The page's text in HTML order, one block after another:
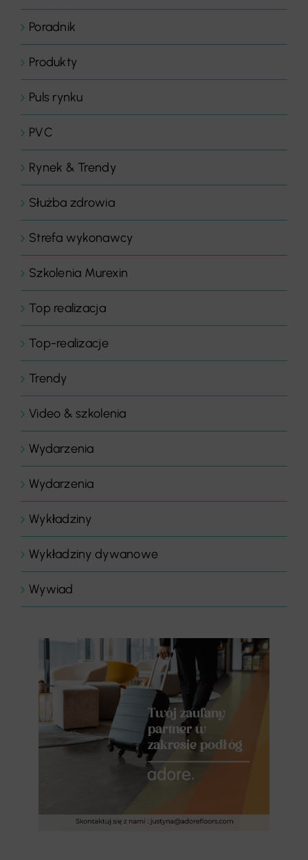
Poradnik
Produkty
Puls rynku
PVC
Rynek & Trendy
Służba zdrowia
Strefa wykonawcy
Szkolenia Murexin
Top realizacja
Top-realizacje
Trendy
Video & szkolenia
Wydarzenia
Wydarzenia
Wykładziny
Wykładziny dywanowe
Wywiad